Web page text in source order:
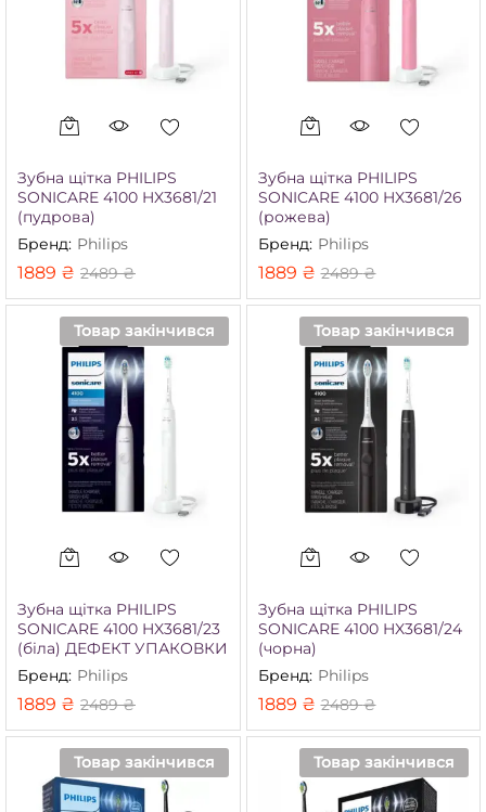
Зубна щітка PHILIPS
SONICARE 4100 HX3681/21
(пудрова)
Бренд: Philips
1889 ₴ 2489₴
Зубна щітка PHILIPS
SONICARE 4100 HX3681/26
(рожева)
Бренд: Philips
1889 ₴ 2489₴
Товар закінчився
Зубна щітка PHILIPS
SONICARE 4100 HX3681/23
(біла) ДЕФЕКТ УПАКОВКИ
Бренд: Philips
1889 ₴ 2489₴
Товар закінчився
Зубна щітка PHILIPS
SONICARE 4100 HX3681/24
(чорна)
Бренд: Philips
1889 ₴ 2489₴
Товар закінчився Товар закінчився